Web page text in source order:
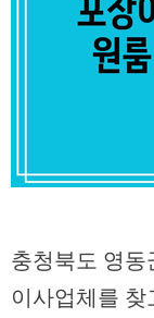
충청북도 영
이사업체를 찾